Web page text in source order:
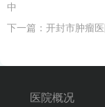
中
下一篇： 开封市肿瘤
医院概况